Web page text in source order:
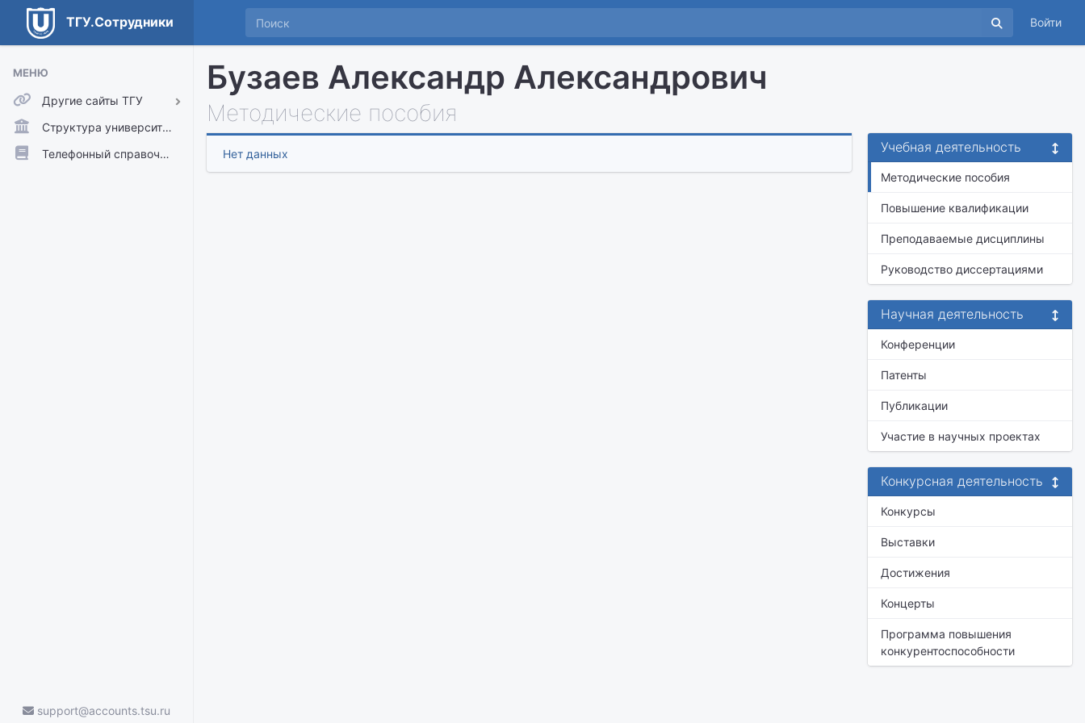
ТГУ.Сотрудники Войти
МЕНЮ
Другие сайты ТГУ
ТГУ.Аккаунты
ТГУ.Расписание
Структура университета
Телефонный справочник
support@accounts.tsu.ru
Бузаев Александр Александрович
Методические пособия
Нет данных Учебная деятельность
Методические пособия
Повышение квалификации
Преподаваемые дисциплины
Руководство диссертациями
Научная деятельность
Конференции
Патенты
Публикации
Участие в научных проектах
Конкурсная деятельность
Конкурсы
Выставки
Достижения
Концерты
Программа повышения
конкурентоспособности